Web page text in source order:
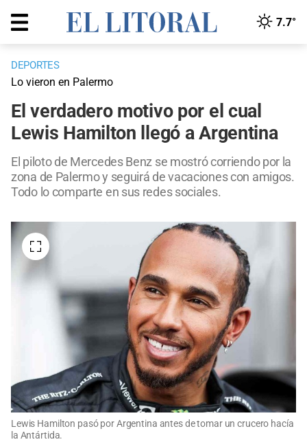
7.7°
DEPORTES
Lo vieron en Palermo
El verdadero motivo por el cual
Lewis Hamilton llegó a Argentina
El piloto de Mercedes Benz se mostró corriendo por la
zona de Palermo y seguirá de vacaciones con amigos.
Todo lo comparte en sus redes sociales.
Lewis Hamilton pasó por Argentina antes de tomar un crucero hacía
la Antártida.